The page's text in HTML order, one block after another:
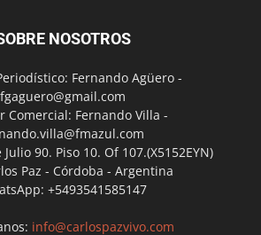
NOSOTROS
Fernando Agüero -
fgaguero@gmail.com
Comercial: Fernando Villa -
90. Piso 10. Of 107.(X5152EYN)
Paz - Córdoba - Argentina
+5493541585147
info@carlospazvivo.com